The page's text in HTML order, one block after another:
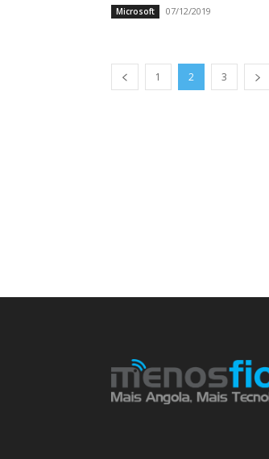
Microsoft 07/12/2019
1 2 3